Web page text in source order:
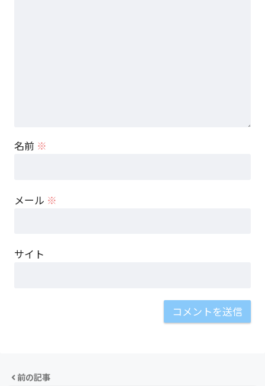
名前 ※
メール ※
サイト
前の記事